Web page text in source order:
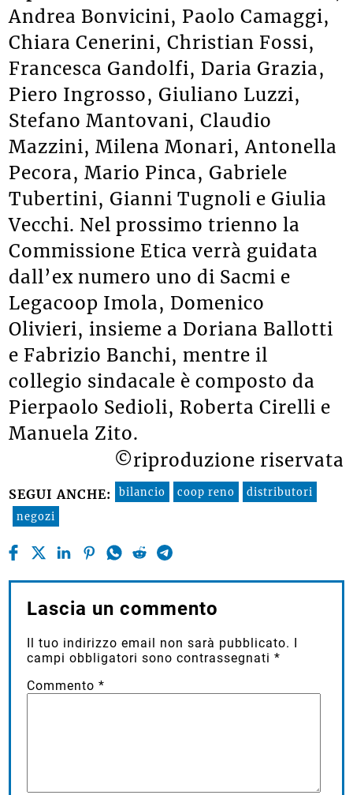
Andrea Bonvicini, Paolo Camaggi,
Chiara Cenerini, Christian Fossi,
Francesca Gandolfi, Daria Grazia,
Piero Ingrosso, Giuliano Luzzi,
Stefano Mantovani, Claudio
Mazzini, Milena Monari, Antonella
Pecora, Mario Pinca, Gabriele
Tubertini, Gianni Tugnoli e Giulia
Vecchi. Nel prossimo trienno la
Commissione Etica verrà guidata
dall’ex numero uno di Sacmi e
Legacoop Imola, Domenico
Olivieri, insieme a Doriana Ballotti
e Fabrizio Banchi, mentre il
collegio sindacale è composto da
Pierpaolo Sedioli, Roberta Cirelli e
Manuela Zito.
©riproduzione riservata
SEGUI ANCHE: bilancio coop reno
distributori
negozi
Lascia un commento
Il tuo indirizzo email non sarà pubblicato.
campi obbligatori sono contrassegnati*
Commento*